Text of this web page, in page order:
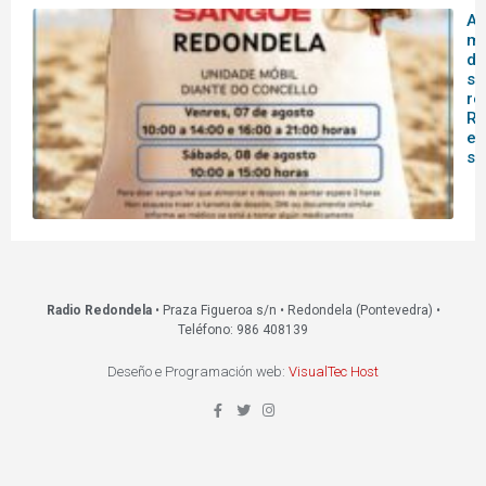
A
Radio Redondela• Praza Figueroa s/n • Redondela (Pontevedra) •
Teléfono: 986 408139
Deseño e Programación web: VisualTec Host